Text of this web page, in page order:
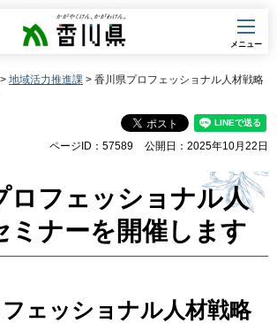
香川県
メニュー
> 地域活力推進課 > 香川県プロフェッショナル人材戦略
ページID：57589 公開日：2025年10月22日
ロフェッショナル人
ミナーを開催します
ェッショナル人材戦略